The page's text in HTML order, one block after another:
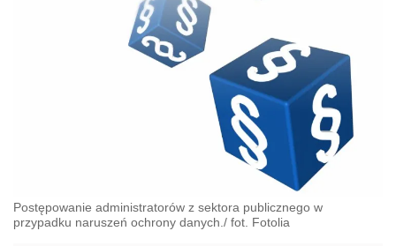
Postępowanie administratorów z sektora publicznego w
przypadku naruszeń ochrony danych./ fot. Fotolia